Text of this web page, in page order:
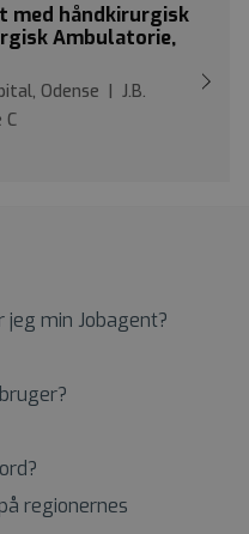
med håndkirurgisk
Ambulatorie,
Odense | J.B.
C
min Jobagent?
regionernes